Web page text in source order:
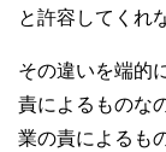
と許容してくれ
その違いを端的
責によるものな
業の責によるも